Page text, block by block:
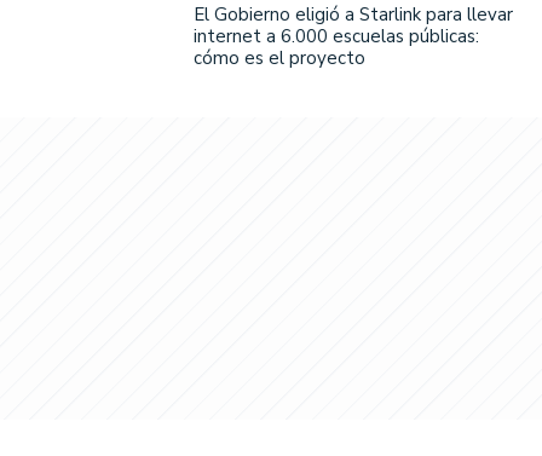
El Gobierno eligió a Starlink para llevar
internet a 6.000 escuelas públicas:
cómo es el proyecto